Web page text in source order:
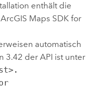
enthält die
ArcGIS Maps SDK for
automatisch
3.42 der API ist unter